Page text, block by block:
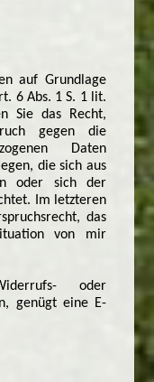
auf Grundlage
6 Abs. 1 S. 1 lit.
Sie das Recht,
gegen die
Daten
die sich aus
oder sich der
Im letzteren
das
von mir
oder
genügt eine E-